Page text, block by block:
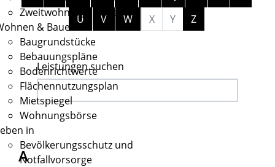
Zweitwohnungssteuer
& Bauen
Baugrundstücke
Bebauungspläne
Bodenrichtwerte
Flächennutzungsplan
Mietspiegel
Wohnungsbörse
in
Bevölkerungsschutz und
Notfallvorsorge
U
V W X Y Z
Leistungen suchen
A